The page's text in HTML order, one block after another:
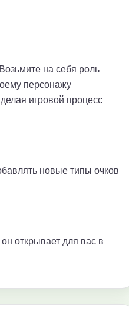
на себя роль
персонажу
игровой процесс
новые типы очков
открывает для вас в